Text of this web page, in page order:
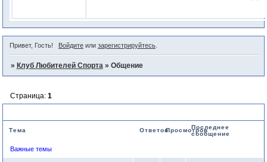
Привет, Гость! Войдитеили зарегистрируйтесь.
» Клуб Любителей Спорта » Общение
Страница: 1
Тема ОтветовПросмотровПоследнее
сообщение
Важные темы